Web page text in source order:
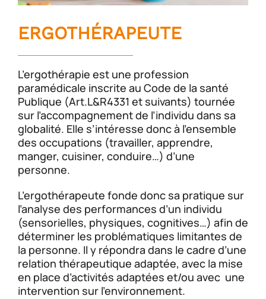
ERGOTHÉRAPEUTE
L’ergothérapie est une profession
paramédicale inscrite au Code de la santé
Publique (Art.L&R4331 et suivants) tournée
sur l’accompagnement de l’individu dans sa
globalité. Elle s’intéresse donc à l’ensemble
des occupations (travailler, apprendre,
manger, cuisiner, conduire…) d’une
personne.
L’ergothérapeute fonde donc sa pratique sur
l’analyse des performances d’un individu
(sensorielles, physiques, cognitives…) afin de
déterminer les problématiques limitantes de
la personne. Il y répondra dans le cadre d’une
relation thérapeutique adaptée, avec la mise
en place d’activités adaptées et/ou avec une
intervention sur l’environnement.